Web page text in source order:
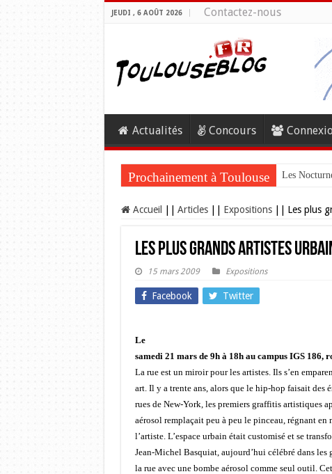
JEUDI , 6 AOÛT 2026 Contactez-nous
Actualités Concours
Prochainement à Toulouse Les
Accueil Articles Expositions Les plus
Les plus grands artistes
15 mars 2009 Expositions
Facebook Twitter
Le
samedi 21 mars de 9h à 18h au campus IGS 186,
La rue est un miroir pour les artistes. Ils s’en
art. Il y a trente ans, alors que le hip-hop faisait des
rues de New-York, les premiers graffitis artistiques
aérosol remplaçait peu à peu le pinceau, régnant en
l’artiste. L’espace urbain était customisé et se
Jean-Michel Basquiat, aujourd’hui célébré dans les
la rue avec une bombe aérosol comme seul outil.